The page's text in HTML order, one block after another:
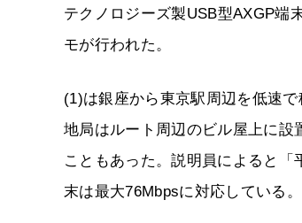
テクノロジーズ製USB型AXGP端
モが行われた。
(1)は銀座から東京駅周辺を低速
地局はルート周辺のビル屋上に設
こともあった。説明員によると
末は最大76Mbpsに対応している。